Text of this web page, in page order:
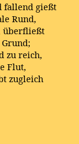
fallend gießt
Rund,
überfließt
zu reich,
Flut,
zugleich